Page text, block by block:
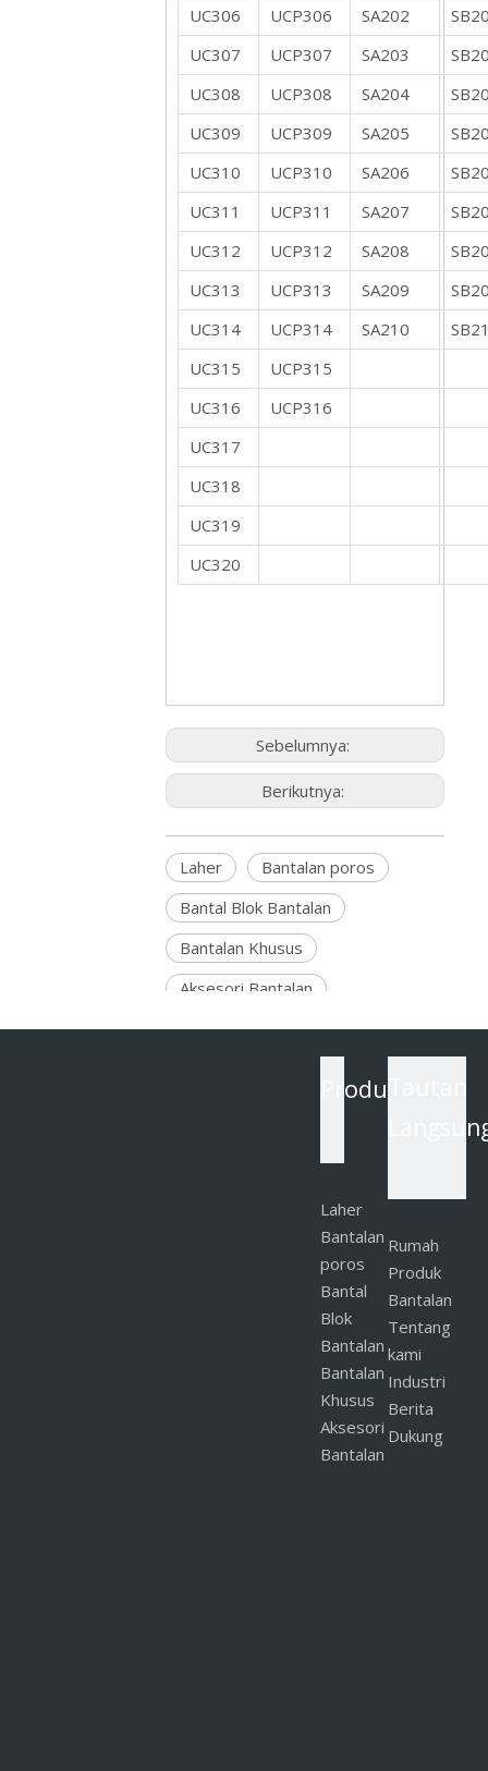
UC306
UCP306 SA202
UC307
UCP307 SA203
UC308
UCP308 SA204
UC309
UCP309 SA205
UC310
UCP310 SA206
UC311
UCP311 SA207
UC312
UCP312 SA208
UC313
UCP313 SA209
UC314
UCP314 SA210
UC315
UCP315
UC316
UCP316
UC317
UC318
UC319
UC320
Sebelumnya:
Berikutnya:
Laher
Bantalan poros
Bantal Blok Bantalan
Bantalan Khusus
Aksesori Bantalan
Bantalan Bola Kontak Empat
Produk
Laher
Bantalan
poros
Bantal
Blok
Bantalan
Bantalan
Khusus
Aksesori
Bantalan
Rumah
Produk
Bantalan
Tentang
kami
Industri
Berita
Dukung